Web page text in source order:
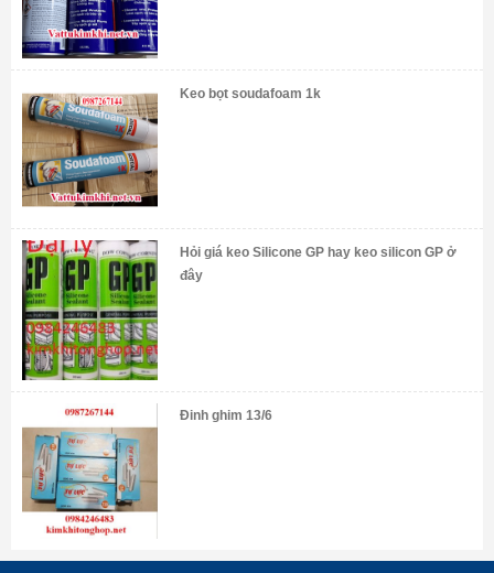
Keo bọt soudafoam 1k
Hỏi giá keo Silicone GP hay keo silicon GP ở
đây
Đinh ghim 13/6